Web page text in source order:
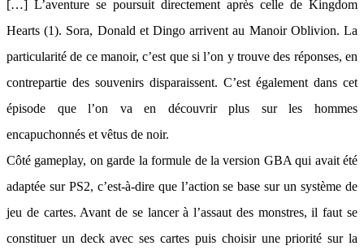
[…] L’aventure se poursuit directement après celle de Kingdom
Hearts (1). Sora, Donald et Dingo arrivent au Manoir Oblivion. La
particularité de ce manoir, c’est que si l’on y trouve des réponses, en
contrepartie des souvenirs disparaissent. C’est également dans cet
épisode que l’on va en découvrir plus sur les hommes
encapuchonnés et vêtus de noir.
Côté gameplay, on garde la formule de la version GBA qui avait été
adaptée sur PS2, c’est-à-dire que l’action se base sur un système de
jeu de cartes. Avant de se lancer à l’assaut des monstres, il faut se
constituer un deck avec ses cartes puis choisir une priorité sur la